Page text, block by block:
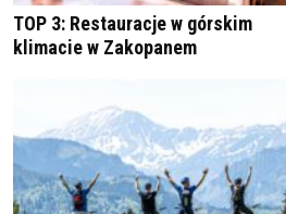
TOP 3: Restauracje w górskim
klimacie w Zakopanem